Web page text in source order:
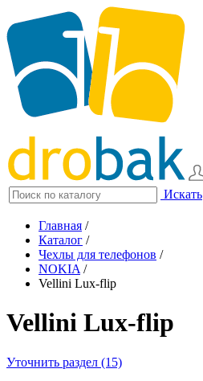
Искать
Главная /
Каталог /
Чехлы для телефонов /
NOKIA /
Vellini Lux-flip
Vellini Lux-flip
Уточнить раздел (15)